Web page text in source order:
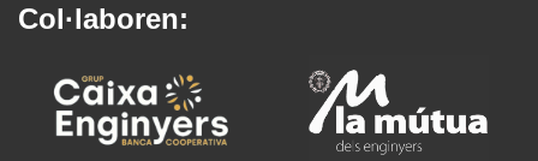
Col·laboren: